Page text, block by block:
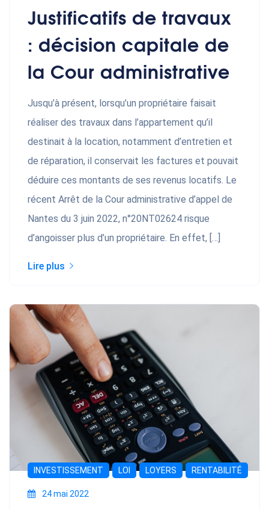
Justificatifs de travaux
: décision capitale de
la Cour administrative
Jusqu’à présent, lorsqu’un propriétaire faisait
réaliser des travaux dans l’appartement qu’il
destinait à la location, notamment d’entretien et
de réparation, il conservait les factures et pouvait
déduire ces montants de ses revenus locatifs. Le
récent Arrêt de la Cour administrative d’appel de
Nantes du 3 juin 2022, n°20NT02624 risque
d’angoisser plus d’un propriétaire. En effet, […]
Lire plus
INVESTISSEMENT LOI LOYERS RENTABILITÉ
24 mai 2022